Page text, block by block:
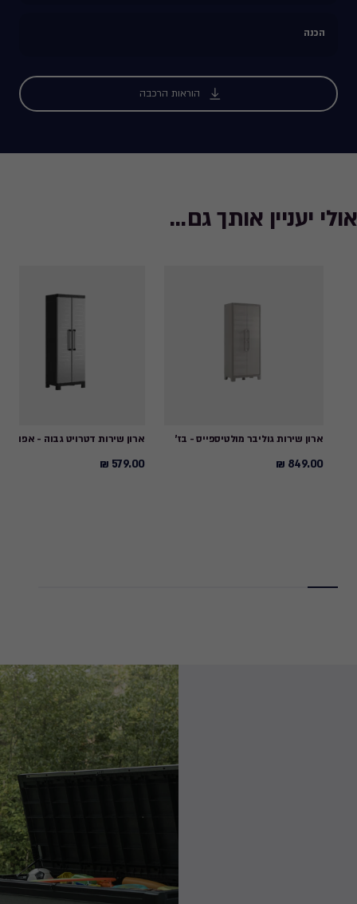
הכנה
הוראות הרכבה
אולי יעניין אותך גם...
ארון שירות גוליבר מולטיספייס - בז'
849.00
849.00 ₪
ארון שירות דטרויט גבוה - אפור-
579.00
579.00 ₪